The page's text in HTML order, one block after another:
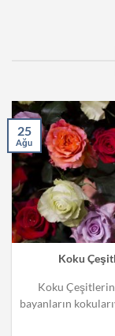
Koku
Koku
bayanların
25
Ağu